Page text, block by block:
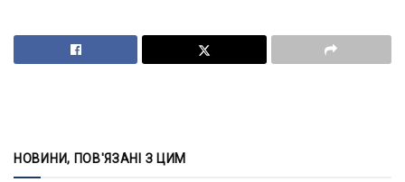
НОВИНИ, ПОВ'ЯЗАНІ З ЦИМ